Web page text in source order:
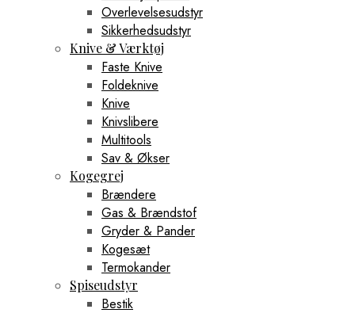
Overlevelsesudstyr
Sikkerhedsudstyr
Knive & Værktøj
Faste Knive
Foldeknive
Knive
Knivslibere
Multitools
Sav & Økser
Kogegrej
Brændere
Gas & Brændstof
Gryder & Pander
Kogesæt
Termokander
Spiseudstyr
Bestik